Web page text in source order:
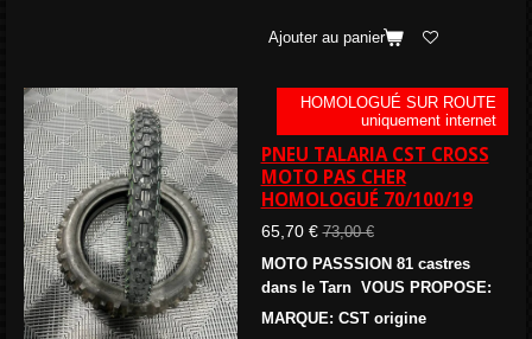
Ajouter au panier
HOMOLOGUÉ SUR ROUTE
uniquement internet
PNEU TALARIA CST CROSS
MOTO PAS CHER
HOMOLOGUÉ 70/100/19
65,70 € 73,00 €
MOTO PASSSION 81 castres
dans le Tarn VOUS PROPOSE:
MARQUE: CST origine